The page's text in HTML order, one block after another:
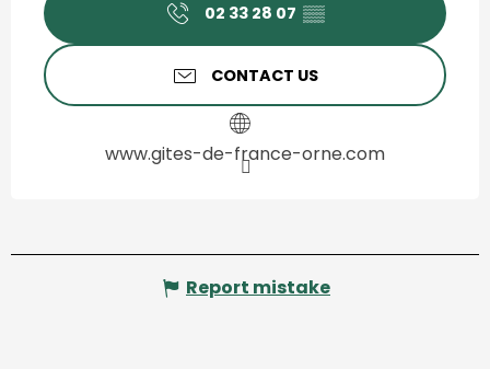
02 33 28 07 ▒▒
CONTACT US
www.gites-de-france-orne.com
Report mistake